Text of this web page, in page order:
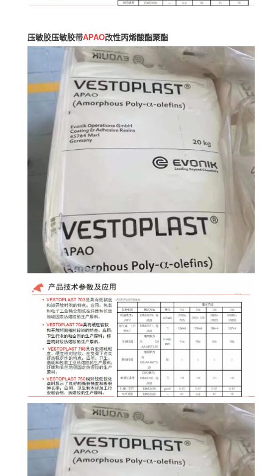
压敏胶压敏胶带APAO改性丙烯酸酯聚酯